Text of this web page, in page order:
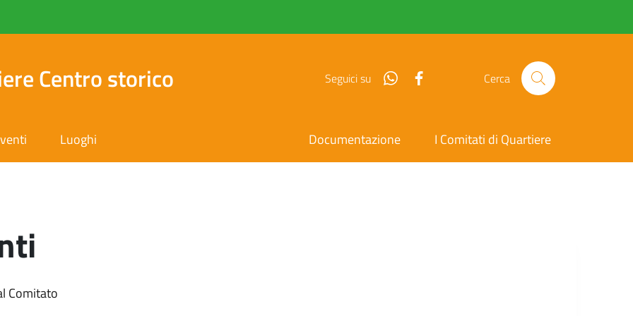
Centro storico Seguici su Whatsapp Cerca
Luoghi Documentazione I Comitati di Quartiere
Comitato